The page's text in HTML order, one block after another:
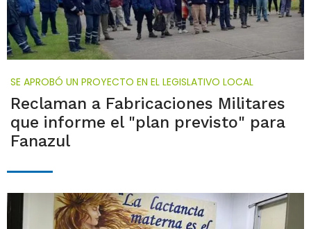
SE APROBÓ UN PROYECTO EN EL LEGISLATIVO LOCAL
Reclaman a Fabricaciones Militares
que informe el "plan previsto" para
Fanazul